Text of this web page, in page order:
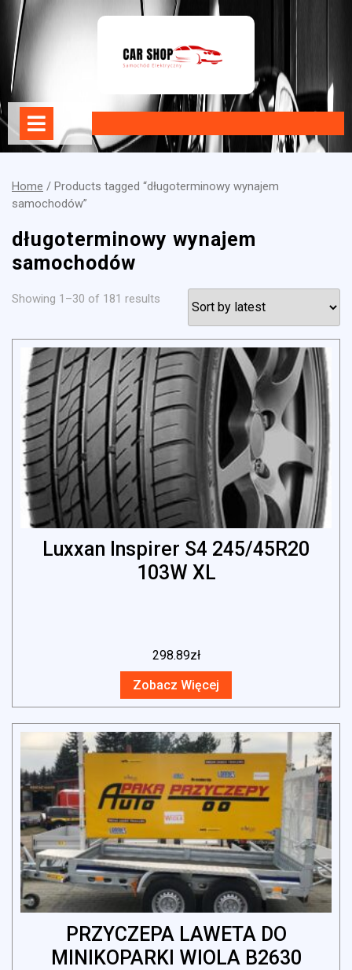
Skip
content
Home / Products tagged “długoterminowy wynajem
samochodów”
długoterminowy wynajem
samochodów
Showing 1–30 of 181 results
Luxxan Inspirer S4 245/45R20
103W XL
298.89zł
Zobacz Więcej
PRZYCZEPA LAWETA DO
MINIKOPARKI WIOLA B2630